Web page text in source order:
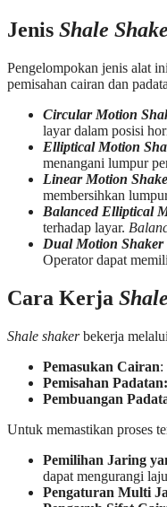
Jenis Shale
Pengelompokan jenis alat
pemisahan cairan dan
Circular Motion
layar dalam posisi
Elliptical Motion
menangani lumpur
Linear Motion
membersihkan
Balanced Elliptical
terhadap layar.
Dual Motion
Operator dapat
Cara Kerja
Shale shakerbekerja
Pemasukan Cairan:
Pemisahan Padatan:
Pembuangan
Untuk memastikan proses
Pemilihan Jaring
dapat mengurangi
Pengaturan Multi